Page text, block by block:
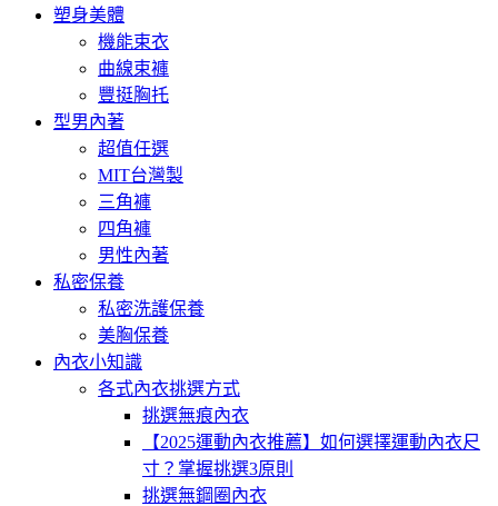
塑身美體
機能束衣
曲線束褲
豐挺胸托
型男內著
超值任選
MIT台灣製
三角褲
四角褲
男性內著
私密保養
私密洗護保養
美胸保養
內衣小知識
各式內衣挑選方式
挑選無痕內衣
【2025運動內衣推薦】如何選擇運動內衣尺
寸？掌握挑選3原則
挑選無鋼圈內衣